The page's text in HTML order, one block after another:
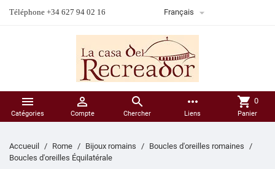
Téléphone +34 627 94 02 16 Français 

Catégories

Compte

Chercher
more_horiz
Liens
shopping_cart 0
Panier
Accueuil Rome Bijoux romains
Boucles d'oreilles romaines
Boucles d'oreilles Équilatérale